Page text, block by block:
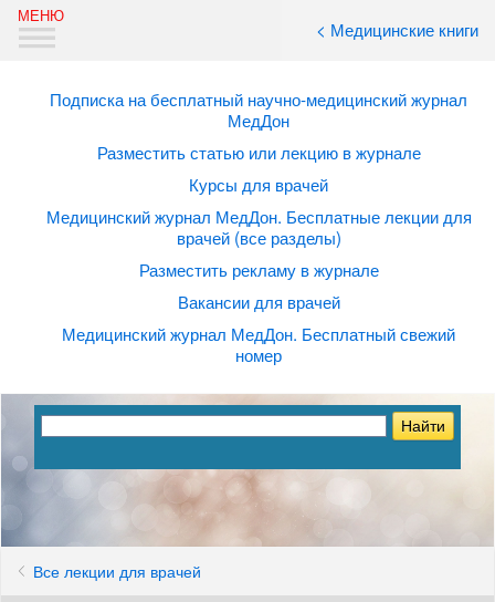
< Медицинские книги
Подписка на бесплатный научно-медицинский журнал
МедДон
Разместить статью или лекцию в журнале
Курсы для врачей
Медицинский журнал МедДон. Бесплатные лекции для
врачей (все разделы)
Разместить рекламу в журнале
Вакансии для врачей
Медицинский журнал МедДон. Бесплатный свежий
номер
Все лекции для врачей